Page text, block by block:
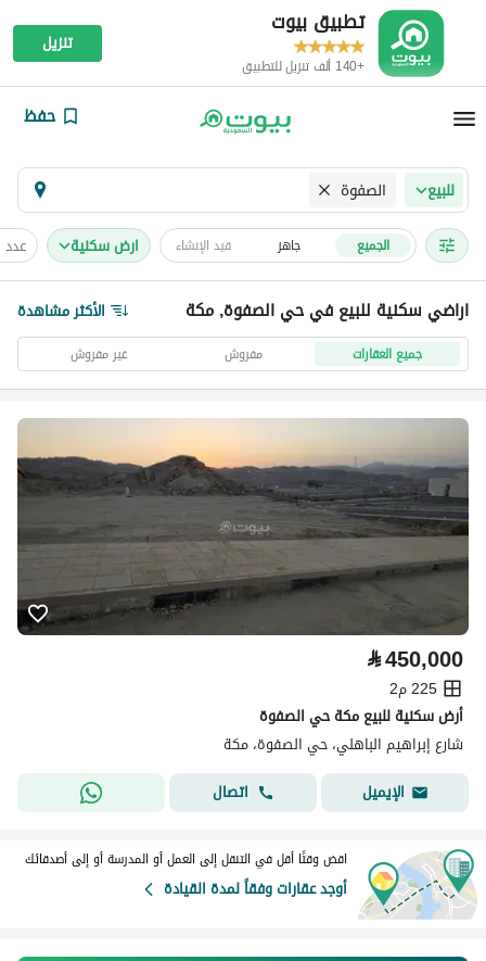
تطبيق بيوت
+140 ألف تنزيل للتطبيق
تنزيل
حفظ
للبيع الصفوة
الجميع جاهز قيد الإنشاء ارض سكنية
اراضي سكنية للبيع في حي الصفوة, مكة الأكثر مشاهدة
جميع العقارات مفروش غير مفروش
⃁450,000
225 م2
أرض سكنية للبيع مكة حي الصفوة
شارع إبراهيم الباهلي، حي الصفوة، مكة
الإيميل
اتصال
اقض وقتًا أقل في التنقل إلى العمل أو المدرسة أو إلى أصدقائك
أوجد عقارات وفقاً لمدة القيادة